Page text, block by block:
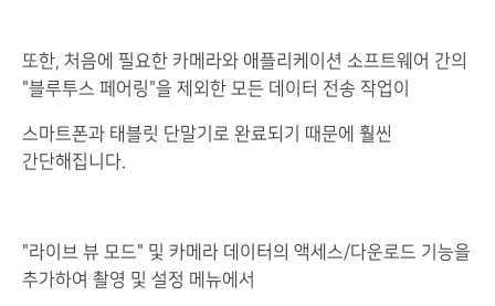
또한, 처음에 필요한 카메라와 애플리케이션 소프트웨어 간의
"블루투스 페어링"을 제외한 모든 데이터 전송 작업이
스마트폰과 태블릿 단말기로 완료되기 때문에 훨씬
간단해집니다.
"라이브 뷰 모드" 및 카메라 데이터의 액세스/다운로드 기능을
추가하여 촬영 및 설정 메뉴에서